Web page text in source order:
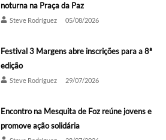
noturna na Praça da Paz
Steve Rodríguez 05/08/2026
Festival 3 Margens abre inscrições para a 8ª
edição
Steve Rodríguez 29/07/2026
Encontro na Mesquita de Foz reúne jovens e
promove ação solidária